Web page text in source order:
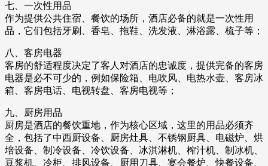
七、一次性用品
作为提供公共住宿、餐饮的场所，酒店必备的就是一次性用
品，它们包括牙刷、香皂、拖鞋、洗发液、淋浴露、梳子等；
八、客房电器
客房的舒适程度决定了客人对酒店的忠诚度，提供完备的客房
电器是必不可少的，例如保险箱、电吹风、电热水壶、客房冰
箱、客房电话、电视转盘、客房电视等；
九、厨房用品
厨房是酒店的餐饮重地，作为核心区域，这里的用品必须齐
全，包括了中西厨设备、厨房灶具、不锈钢厨具、电磁炉、烘
培设备、制冷设备、冷饮设备、冰淇淋机、榨汁机、制冰机、
豆浆机、冷柜、排风设备、厨用刀具、宴会餐炉、快餐设备、